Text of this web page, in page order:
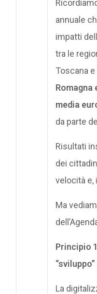
annuale
impatti
tra le
Toscana
media
da parte
Risultati
dei
velocità e,
Ma
Principio
La